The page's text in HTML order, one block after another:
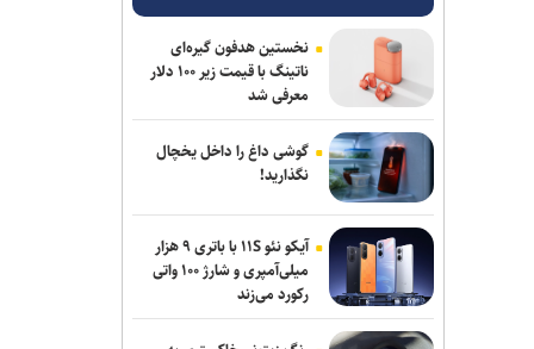
آتلانتیک: دستاوردهای انتخاباتی ترامپ در
حال از بین رفتن است
حمله یک شهپاد به یک کشتی در نزدیکی
باب‌المندب
فایننشال‌تایمز: توافق احتمالی آمریکا و ایران
اهداف اولیه ترامپ را محقق نمی‌کند
انفجار در سوریه/ پهپادها در آسمان لاذقیه
رویت شدند
شبکه اول روسیه: اربعین یکی از بزرگ‌ترین
نخستین هدفون گیره‌ای
ناتینگ با قیمت زیر ۱۰۰ دلار
معرفی شد
گوشی داغ را داخل یخچال
نگذارید!
آیکو نئو ۱۱S با باتری ۹ هزار
میلی‌آمپری و شارژ ۱۰۰ واتی
رکورد می‌زند